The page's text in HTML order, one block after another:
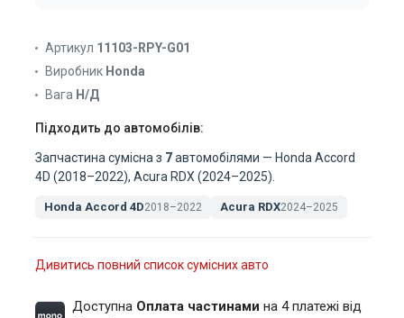
Артикул 11103-RPY-G01
Виробник Honda
Вага Н/Д
Підходить до автомобілів:
Запчастина сумісна з 7автомобілями — Honda Accord
4D (2018–2022), Acura RDX (2024–2025).
Honda Accord 4D2018–2022 Acura RDX2024–2025
Дивитись повний список сумісних авто
Доступна Оплата частинами на 4 платежі від